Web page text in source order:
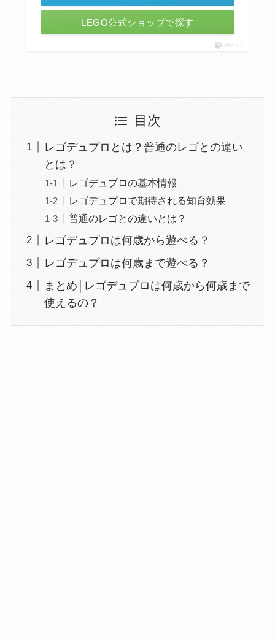
LEGO公式ショップで探す
ポチップ
目次
レゴデュプロとは？普通のレゴとの違い
とは？
レゴデュプロの基本情報
レゴデュプロで期待される知育効果
普通のレゴとの違いとは？
レゴデュプロは何歳から遊べる？
レゴデュプロは何歳まで遊べる？
まとめ│レゴデュプロは何歳から何歳まで
使えるの？